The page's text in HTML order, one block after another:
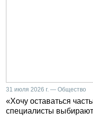
31 июля 2026 г. — Общество
«Хочу оставаться
специалисты